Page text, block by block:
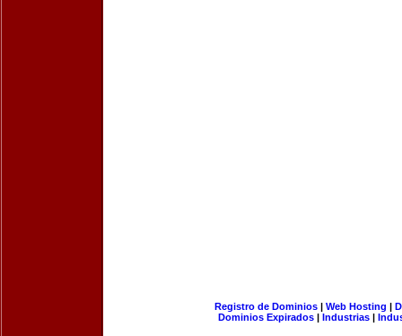
Registro de Dominios| Web Hosting |
Dominios Expirados | Industrias |